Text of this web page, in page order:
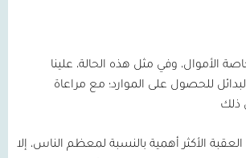
الأموال، وفي مثل هذه الحالة، علينا
للحصول على الموارد؛ مع مراعاة
ذلك
الأكثر أهمية بالنسبة لمعظم الناس، إلا